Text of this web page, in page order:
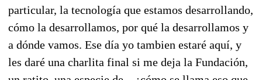
particular, la tecnología que estamos desarrollando,
cómo la desarrollamos, por qué la desarrollamos y
a dónde vamos. Ese día yo tambien estaré aquí, y
les daré una charlita final si me deja la Fundación,